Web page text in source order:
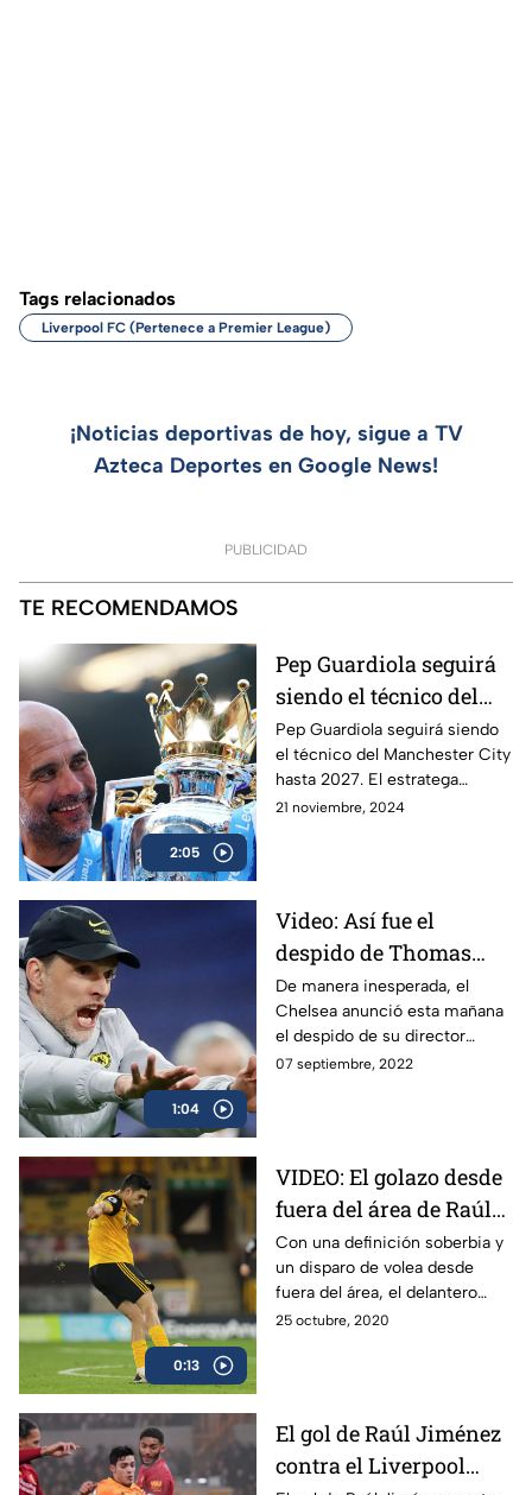
Tags relacionados
Liverpool FC (Pertenece a Premier League)
¡Noticias deportivas de hoy, sigue a TV
Azteca Deportes en Google News!
PUBLICIDAD
TE RECOMENDAMOS
2:05
Pep Guardiola seguirá
siendo el técnico del
Manchester City
Pep Guardiola seguirá siendo
el técnico del Manchester City
hasta 2027. El estratega
español se ha consolidado
21 noviembre, 2024
1:04
Video: Así fue el
despido de Thomas
Tuchel del Chelsea
De manera inesperada, el
Chelsea anunció esta mañana
el despido de su director
técnico, el alemán Thomas
07 septiembre, 2022
0:13
VIDEO: El golazo desde
fuera del área de Raúl
Jiménez en Premier
League ante el
Newcastle
Con una definición soberbia y
un disparo de volea desde
fuera del área, el delantero
mexicano Raúl Jiménez firmó
25 octubre, 2020
El gol de Raúl Jiménez
contra el Liverpool